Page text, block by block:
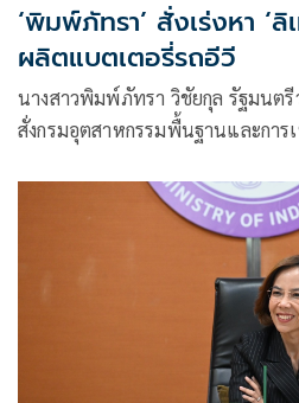
‘พิมพ์ภัทรา’ สั่งเร่งหา ‘
ผลิตแบตเตอรี่รถอีวี
นางสาวพิมพ์ภัทรา วิชัยกุล รัฐมนตรี
สั่งกรมอุตสาหกรรมพื้นฐานและการ